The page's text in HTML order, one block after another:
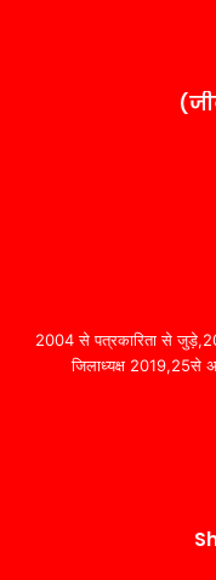
2004 से पत्रकारिता से
जिलाध्यक्ष 2019,25से